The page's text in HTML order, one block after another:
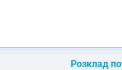
Розклад